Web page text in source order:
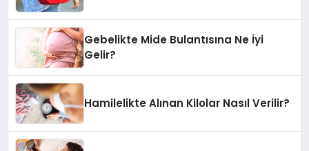
Gebelikte Mide Bulantısına Ne İyi
Gelir?
Hamilelikte Alınan Kilolar Nasıl Verilir?